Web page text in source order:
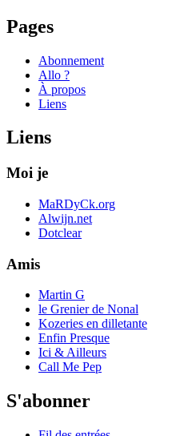
Pages
Abonnement
Allo ?
À propos
Liens
Liens
Moi je
MaRDyCk.org
Alwijn.net
Dotclear
Amis
Martin G
le Grenier de Nonal
Kozeries en dilletante
Enfin Presque
Ici & Ailleurs
Call Me Pep
S'abonner